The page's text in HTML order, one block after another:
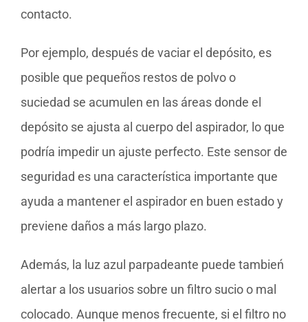
contacto.
Por ejemplo, después de vaciar el depósito, es
posible que pequeños restos de polvo o
suciedad se acumulen en las áreas donde el
depósito se ajusta al cuerpo del aspirador, lo que
podría impedir un ajuste perfecto. Este sensor de
seguridad es una característica importante que
ayuda a mantener el aspirador en buen estado y
previene daños a más largo plazo.
Además, la luz azul parpadeante puede tambień
alertar a los usuarios sobre un filtro sucio o mal
colocado. Aunque menos frecuente, si el filtro no